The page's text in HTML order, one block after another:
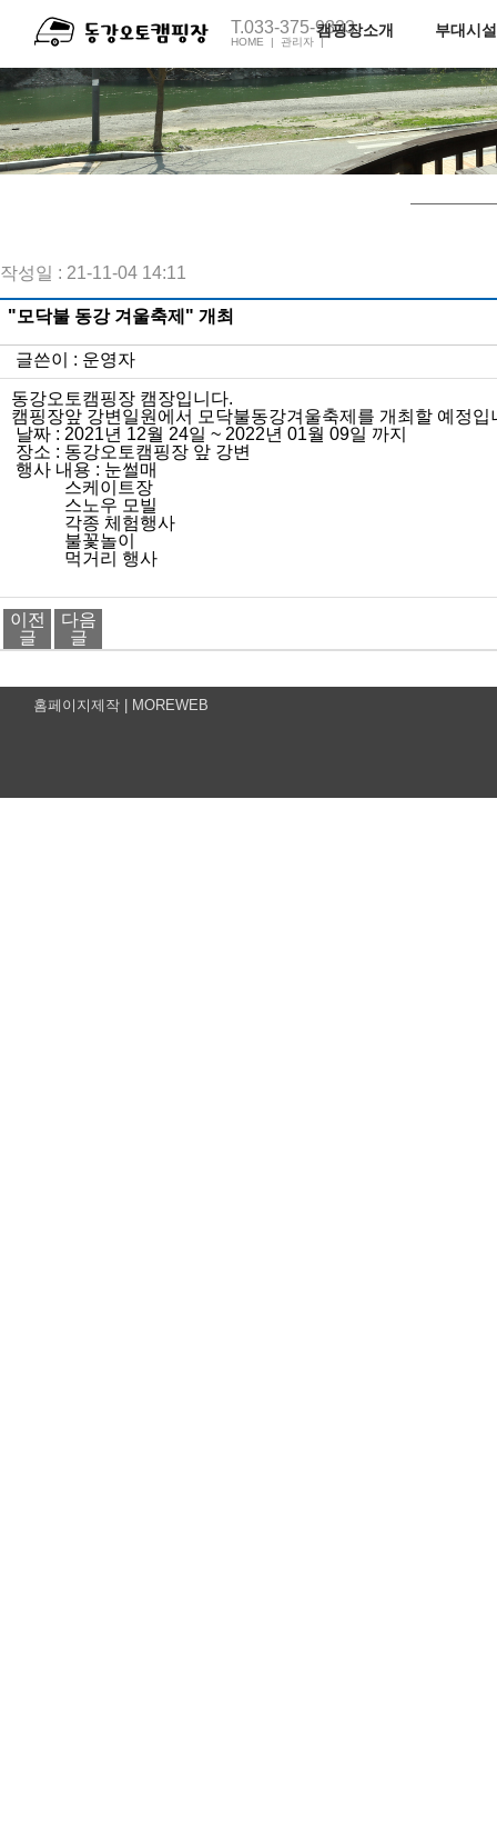
T.033-375-9333
HOME | 관리자 |
캠핑장소개
오토캠핑장소개
주변관광지
부대시설
족구장
전체보기 펜션1호 펜션2호
캠핑장C동 캠핑장M동
작성일 : 21-11-04 14:11
"모닥불 동강 겨울축제" 개최
글쓴이 : 운영자
동강오토캠핑장 캠장입니다.
캠핑장앞 강변일원에서 모닥불동강겨울축제를 개최할 예정입
날짜 : 2021년 12월 24일 ~ 2022년 01월 09일 까지
장소 : 동강오토캠핑장 앞 강변
행사 내용 : 눈썰매
스케이트장
스노우 모빌
각종 체험행사
불꽃놀이
먹거리 행사
이전
글
다음
글
홈페이지제작 | MOREWEB